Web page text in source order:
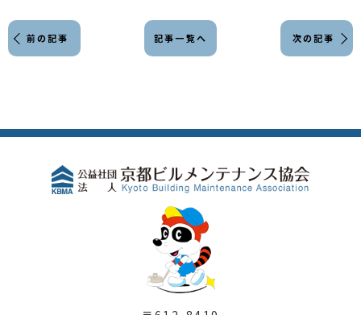
前の記事 記事一覧へ 次の記事